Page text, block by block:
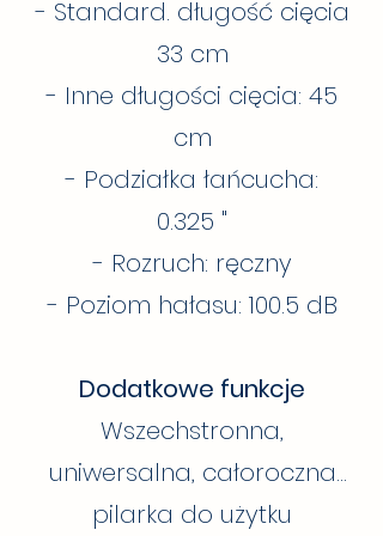
- Standard. długość cięcia
33 cm
- Inne długości cięcia: 45
cm
- Podziałka łańcucha:
0.325 "
- Rozruch: ręczny
- Poziom hałasu: 100.5 dB
Dodatkowe funkcje
Wszechstronna,
uniwersalna, całoroczna
pilarka do użytku